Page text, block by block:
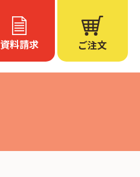
資料請求 ご注文